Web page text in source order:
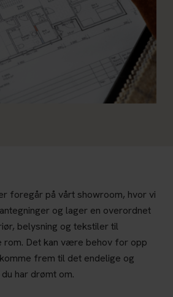
foregår på vårt showroom, hvor vi
og lager en overordnet
belysning og tekstiler til
rom. Det kan være behov for opp
frem til det endelige og
har drømt om.